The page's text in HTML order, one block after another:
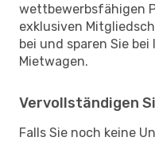
wettbewerbsfähigen
exklusiven
bei und sparen Sie
Mietwagen.
Vervollständigen
Falls Sie noch keine